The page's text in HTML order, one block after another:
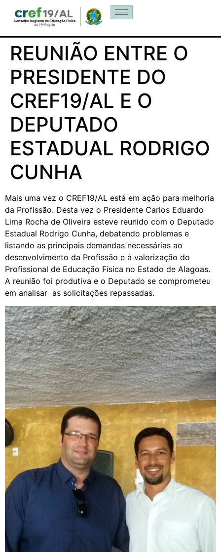
REUNIÃO ENTRE O
PRESIDENTE DO
CREF19/AL E O
DEPUTADO
ESTADUAL RODRIGO
CUNHA
Mais uma vez o CREF19/AL está em ação para melhoria
da Profissão. Desta vez o Presidente Carlos Eduardo
Lima Rocha de Oliveira esteve reunido com o Deputado
Estadual Rodrigo Cunha, debatendo problemas e
listando as principais demandas necessárias ao
desenvolvimento da Profissão e à valorização do
Profissional de Educação Física no Estado de Alagoas.
A reunião foi produtiva e o Deputado se comprometeu
em analisar as solicitações repassadas.